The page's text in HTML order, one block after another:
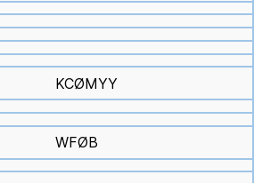
KCØMYY
WFØB